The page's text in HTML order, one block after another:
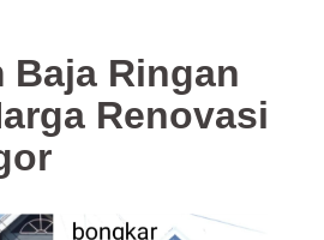
Baja Ringan
Renovasi